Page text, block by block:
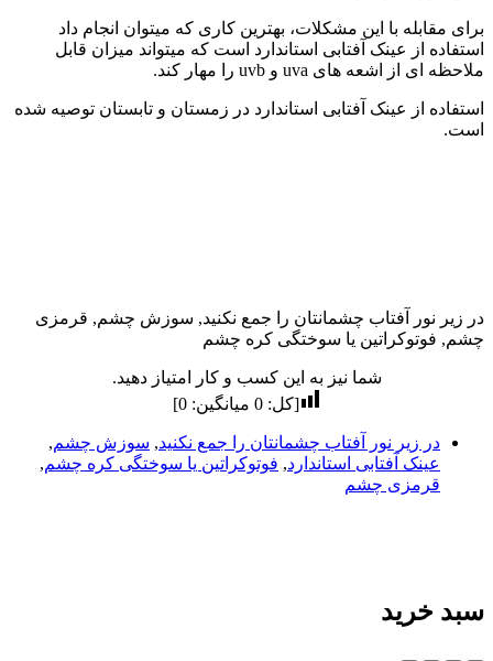
برای مقابله با این مشکلات، بهترین کاری که میتوان انجام داد
استفاده از عینک آفتابی استاندارد است که میتواند میزان قابل
ملاحظه ای از اشعه های uva و uvb را مهار کند.
استفاده از عینک آفتابی استاندارد در زمستان و تابستان توصیه شده
است.
در زیر نور آفتاب چشمانتان را جمع نکنید, سوزش چشم, قرمزی
چشم, فوتوکراتین یا سوختگی کره چشم
شما نیز به این کسب و کار امتیاز دهید.
[کل:0 میانگین:0
]
در زیر نور آفتاب چشمانتان را جمع نکنید, سوزش چشم,
عینک آفتابی استاندارد, فوتوکراتین یا سوختگی کره چشم,
قرمزی چشم
سبد خرید